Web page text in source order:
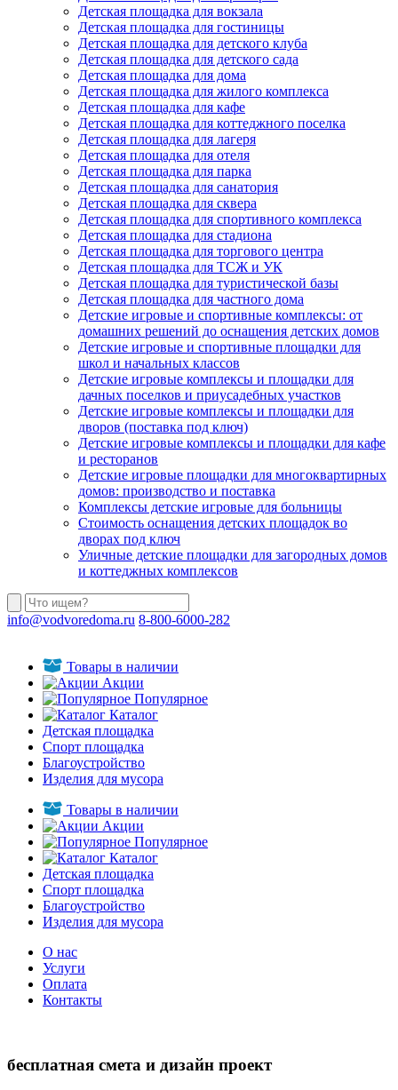
Детская площадка для вокзала
Детская площадка для гостиницы
Детская площадка для детского клуба
Детская площадка для детского сада
Детская площадка для дома
Детская площадка для жилого комплекса
Детская площадка для кафе
Детская площадка для коттеджного поселка
Детская площадка для лагеря
Детская площадка для отеля
Детская площадка для парка
Детская площадка для санатория
Детская площадка для сквера
Детская площадка для спортивного комплекса
Детская площадка для стадиона
Детская площадка для торгового центра
Детская площадка для ТСЖ и УК
Детская площадка для туристической базы
Детская площадка для частного дома
Детские игровые и спортивные комплексы: от
домашних решений до оснащения детских домов
Детские игровые и спортивные площадки для
школ и начальных классов
Детские игровые комплексы и площадки для
дачных поселков и приусадебных участков
Детские игровые комплексы и площадки для
дворов (поставка под ключ)
Детские игровые комплексы и площадки для кафе
и ресторанов
Детские игровые площадки для многоквартирных
домов: производство и поставка
Комплексы детские игровые для больницы
Стоимость оснащения детских площадок во
дворах под ключ
Уличные детские площадки для загородных домов
и коттеджных комплексов
info@vodvoredoma.ru 8-800-6000-282
Товары в наличии
Акции
Популярное
Каталог
Детская площадка
Спорт площадка
Благоустройство
Изделия для мусора
Товары в наличии
Акции
Популярное
Каталог
Детская площадка
Спорт площадка
Благоустройство
Изделия для мусора
О нас
Услуги
Оплата
Контакты
бесплатная смета и дизайн проект